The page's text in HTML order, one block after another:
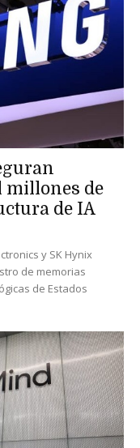
millones de
de IA
y SK Hynix
de memorias
de Estados